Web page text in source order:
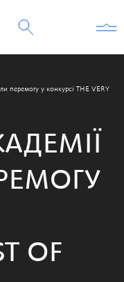
перемогу у конкурсі THE VERY
OF